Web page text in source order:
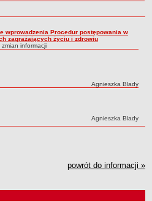
wprowadzenia Procedur postępowania w
zagrażających życiu i zdrowiu
zmian informacji
Autor:
Agnieszka Blady
Autor:
Agnieszka Blady
powrót do informacji »